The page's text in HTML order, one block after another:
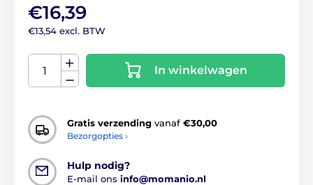
€16,39
€13,54 excl. BTW
In winkelwagen
Gratis verzending vanaf €30,00
Bezorgopties ›
Hulp nodig?
E-mail ons info@momanio.nl